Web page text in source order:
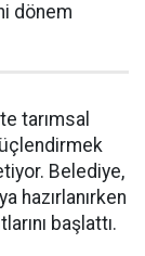
dönem
tarımsal
Belediye,
hazırlanırken
başlattı.